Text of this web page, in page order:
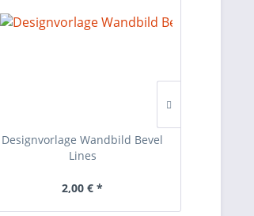
Designvorlage Wandbild Bevel
Lines
2,00 € *